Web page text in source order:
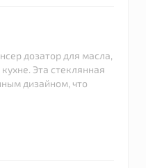
дозатор для масла,
Эта стеклянная
дизайном, что